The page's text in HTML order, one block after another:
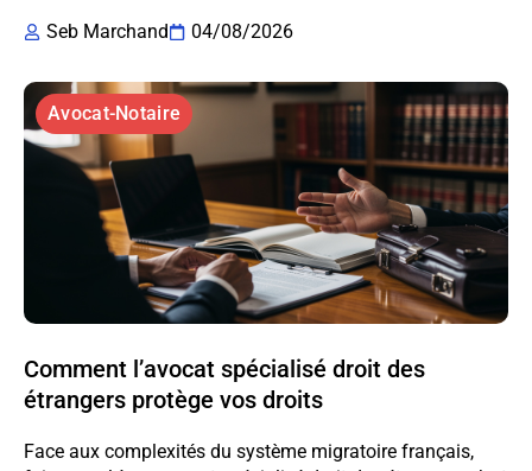
Seb Marchand
04/08/2026
Avocat-Notaire
Comment l’avocat spécialisé droit des
étrangers protège vos droits
Face aux complexités du système migratoire français,